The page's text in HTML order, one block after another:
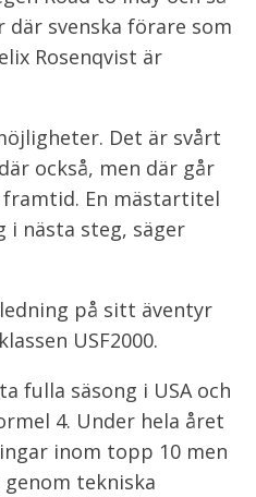
där svenska förare som
Rosenqvist är
Det är svårt
också, men där går
En mästartitel
i nästa steg, säger
på sitt äventyr
USF2000.
fulla säsong i USA och
4. Under hela året
inom topp 10 men
tekniska